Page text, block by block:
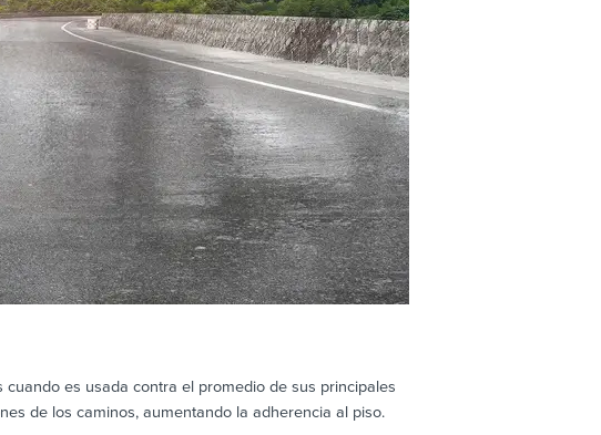
es usada contra el promedio de sus principales
de los caminos, aumentando la adherencia al piso.